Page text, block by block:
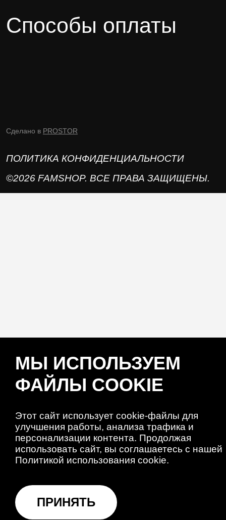
Способы оплаты
Сделано в PROSTOR
ПОЛИТИКА КОНФИДЕНЦИАЛЬНОСТИ
©2026 FAMSHOP. ВСЕ ПРАВА ЗАЩИЩЕНЫ.
МЫ ИСПОЛЬЗУЕМ
ФАЙЛЫ COOKIE
Этот сайт использует cookie-файлы для
улучшения работы, анализа трафика и
персонализации контента. Продолжая
использовать сайт, вы соглашаетесь с нашей
Политикой использования cookie.
ПРИНЯТЬ